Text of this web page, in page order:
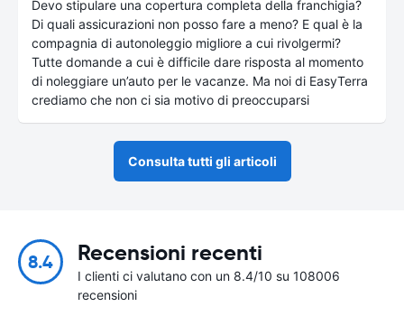
Devo stipulare una copertura completa della franchigia?
Di quali assicurazioni non posso fare a meno? E qual è la
compagnia di autonoleggio migliore a cui rivolgermi?
Tutte domande a cui è difficile dare risposta al momento
di noleggiare un’auto per le vacanze. Ma noi di EasyTerra
crediamo che non ci sia motivo di preoccuparsi
Consulta tutti gli articoli
8.4 Recensioni recenti
I clienti ci valutano con un 8.4/10 su 108006
recensioni